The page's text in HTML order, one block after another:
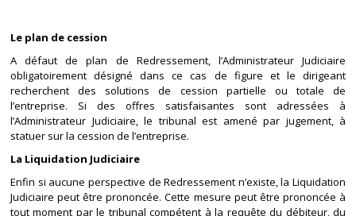
Le plan de cession
A défaut de plan de Redressement, l’Administrateur Judiciaire
obligatoirement désigné dans ce cas de figure et le dirigeant
recherchent des solutions de cession partielle ou totale de
l’entreprise. Si des offres satisfaisantes sont adressées à
l’Administrateur Judiciaire, le tribunal est amené par jugement, à
statuer sur la cession de l’entreprise.
La Liquidation Judiciaire
Enfin si aucune perspective de Redressement n’existe, la Liquidation
Judiciaire peut être prononcée. Cette mesure peut être prononcée à
tout moment par le tribunal compétent à la requête du débiteur, du